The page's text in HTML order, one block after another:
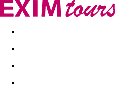
Akční nabídky Last minute